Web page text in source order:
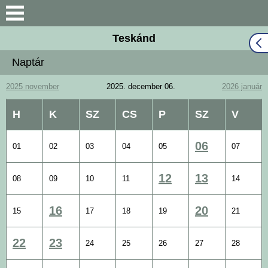
Keresés
Közös Önkormányzati
Hivatal
Teskánd
Naptár
2026 január
2025 november 2025. december 06.
H K SZ CS P SZ V
01 02 03 04 05 06 07
08 09 10 11 12 13 14
15 16 17 18 19 20 21
22 23 24 25 26 27 28